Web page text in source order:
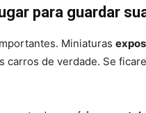
para guardar
Miniaturas
carros de verdade. Se